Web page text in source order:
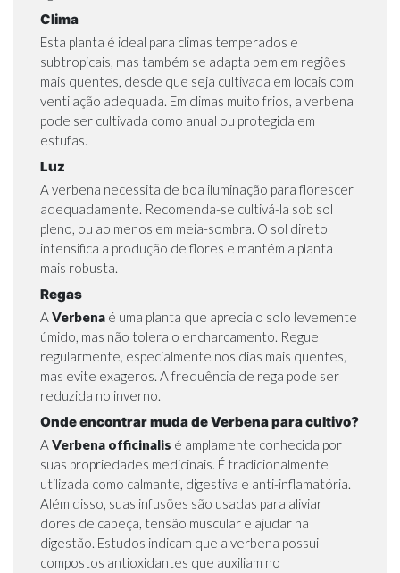
Clima
Esta planta é ideal para climas temperados e
subtropicais, mas também se adapta bem em regiões
mais quentes, desde que seja cultivada em locais com
ventilação adequada. Em climas muito frios, a verbena
pode ser cultivada como anual ou protegida em
estufas.
Luz
A verbena necessita de boa iluminação para florescer
adequadamente. Recomenda-se cultivá-la sob sol
pleno, ou ao menos em meia-sombra. O sol direto
intensifica a produção de flores e mantém a planta
mais robusta.
Regas
A Verbena é uma planta que aprecia o solo levemente
úmido, mas não tolera o encharcamento. Regue
regularmente, especialmente nos dias mais quentes,
mas evite exageros. A frequência de rega pode ser
reduzida no inverno.
Onde encontrar muda de Verbena para cultivo?
A Verbena officinalis é amplamente conhecida por
suas propriedades medicinais. É tradicionalmente
utilizada como calmante, digestiva e anti-inflamatória.
Além disso, suas infusões são usadas para aliviar
dores de cabeça, tensão muscular e ajudar na
digestão. Estudos indicam que a verbena possui
compostos antioxidantes que auxiliam no